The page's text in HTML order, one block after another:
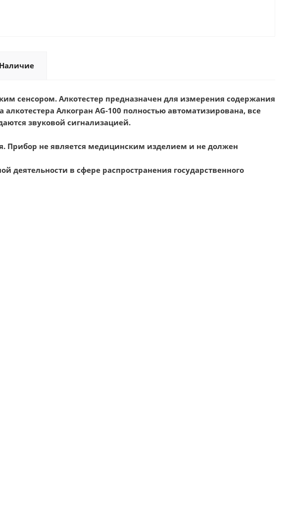
Наличие
сенсором.Алкотестер предназначен для измерения содержания
Алкогран AG-100 полностью автоматизирована, все
звуковой сигнализацией.
Прибор не является медицинским изделием и не должен
деятельности в сфере распространения государственного